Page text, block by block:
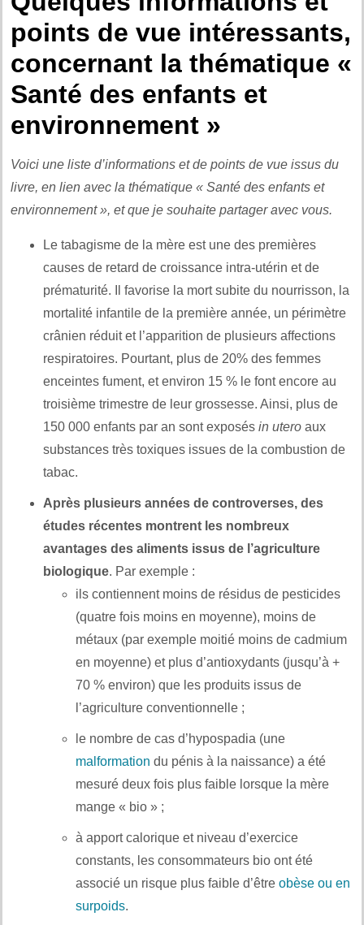
points de vue intéressants,
concernant la thématique «
Santé des enfants et
environnement »
Voici une liste d’informations et de points de vue issus du
livre, en lien avec la thématique « Santé des enfants et
environnement », et que je souhaite partager avec vous.
Le tabagisme de la mère est une des premières
causes de retard de croissance intra-utérin et de
prématurité. Il favorise la mort subite du nourrisson, la
mortalité infantile de la première année, un périmètre
crânien réduit et l’apparition de plusieurs affections
respiratoires. Pourtant, plus de 20% des femmes
enceintes fument, et environ 15 % le font encore au
troisième trimestre de leur grossesse. Ainsi, plus de
150 000 enfants par an sont exposés in utero aux
substances très toxiques issues de la combustion de
tabac.
Après plusieurs années de controverses, des
études récentes montrent les nombreux
avantages des aliments issus de l’agriculture
biologique. Par exemple :
ils contiennent moins de résidus de pesticides
(quatre fois moins en moyenne), moins de
métaux (par exemple moitié moins de cadmium
en moyenne) et plus d’antioxydants (jusqu’à +
70 % environ) que les produits issus de
l’agriculture conventionnelle ;
le nombre de cas d’hypospadia (une
malformation du pénis à la naissance) a été
mesuré deux fois plus faible lorsque la mère
mange « bio » ;
à apport calorique et niveau d’exercice
constants, les consommateurs bio ont été
associé un risque plus faible d’être obèse ou en
surpoids.